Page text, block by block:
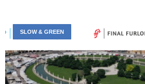
SLOW & GREEN